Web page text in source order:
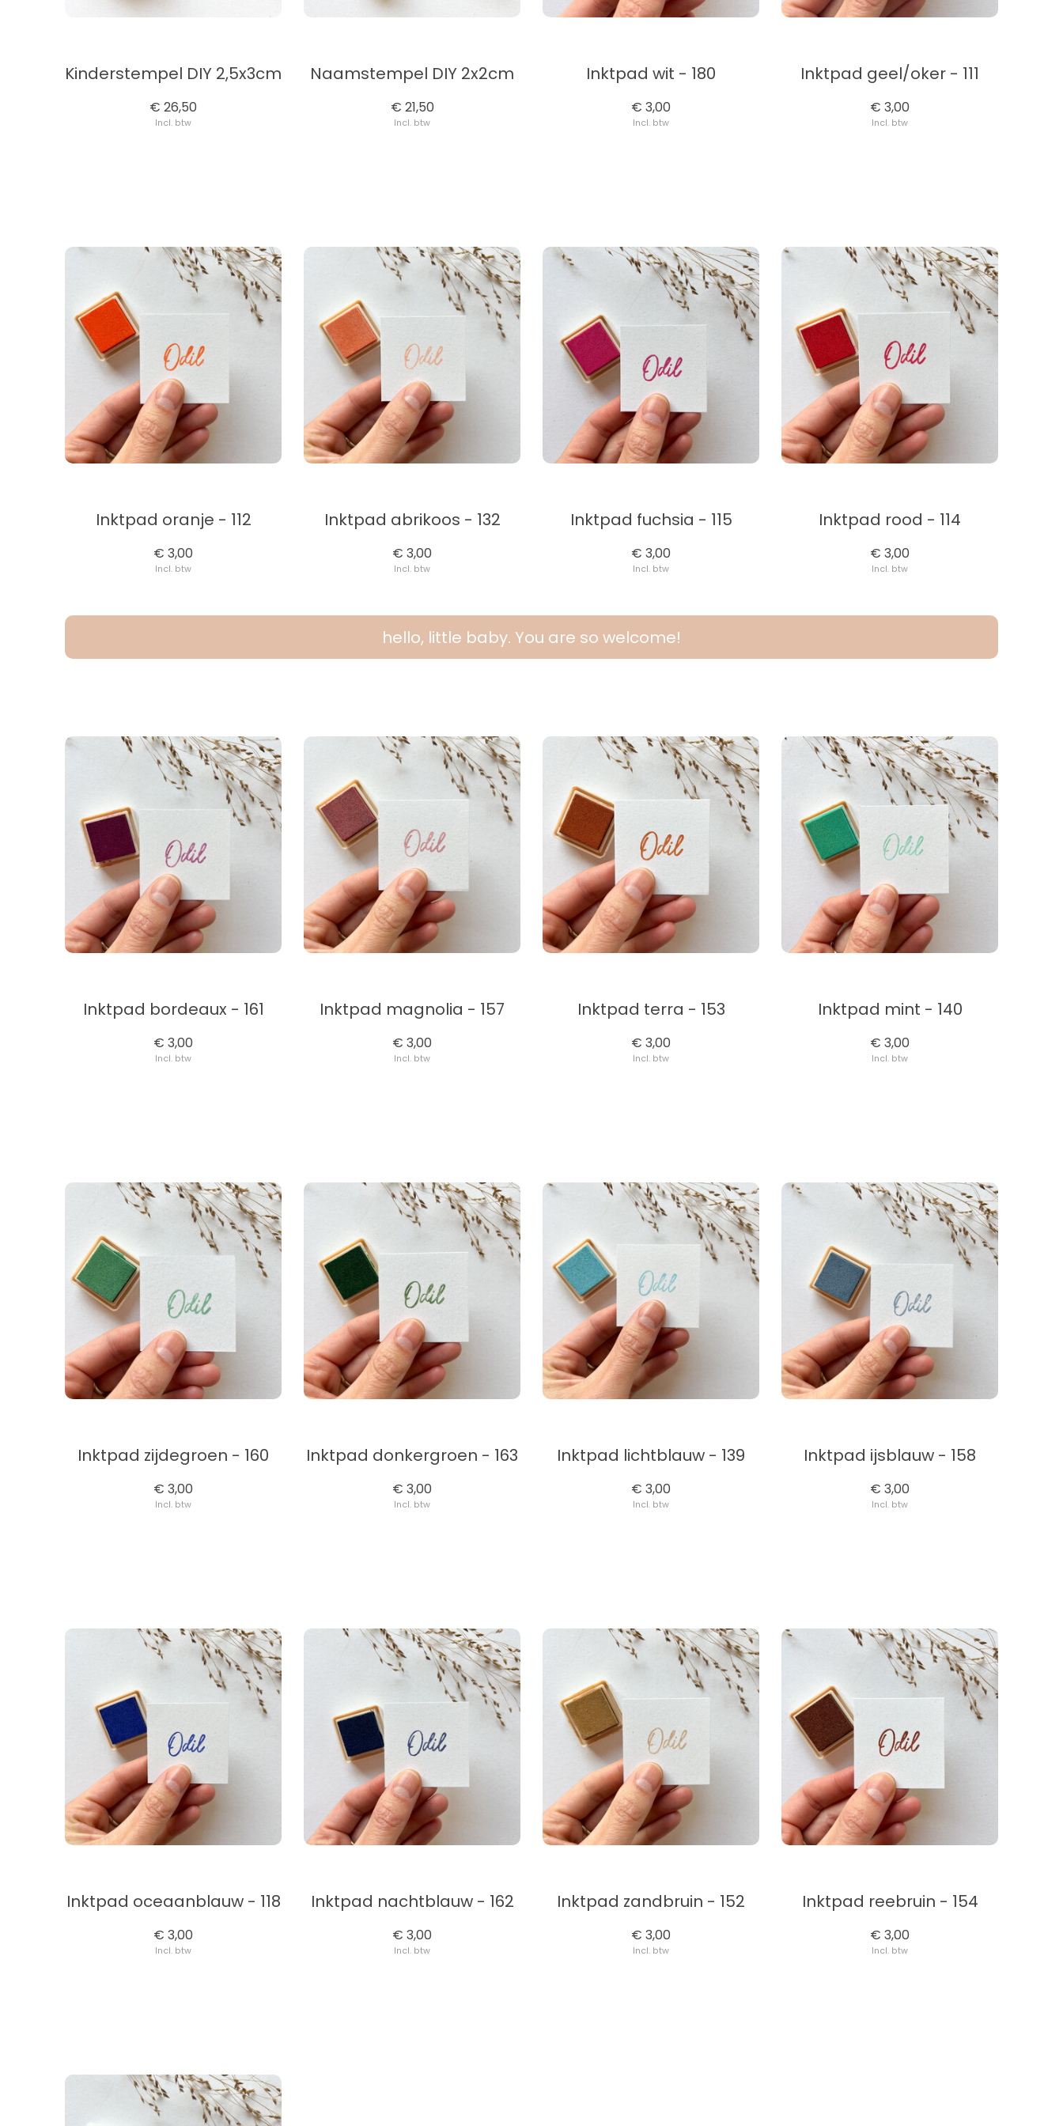
Kinderstempel DIY 2,5x3cm
€ 26,50
Incl. btw
Naamstempel DIY 2x2cm
€ 21,50
Incl. btw
Inktpad wit - 180
€ 3,00
Incl. btw
Inktpad geel/oker - 111
€ 3,00
Incl. btw
Inktpad oranje - 112
€ 3,00
Incl. btw
Inktpad abrikoos - 132
€ 3,00
Incl. btw
Inktpad fuchsia - 115
€ 3,00
Incl. btw
Inktpad rood - 114
€ 3,00
Incl. btw
hello, little baby. You are so welcome!
Inktpad bordeaux - 161
€ 3,00
Incl. btw
Inktpad magnolia - 157
€ 3,00
Incl. btw
Inktpad terra - 153
€ 3,00
Incl. btw
Inktpad mint - 140
€ 3,00
Incl. btw
Inktpad zijdegroen - 160
€ 3,00
Incl. btw
Inktpad donkergroen - 163
€ 3,00
Incl. btw
Inktpad lichtblauw - 139
€ 3,00
Incl. btw
Inktpad ijsblauw - 158
€ 3,00
Incl. btw
Inktpad oceaanblauw - 118
€ 3,00
Incl. btw
Inktpad nachtblauw - 162
€ 3,00
Incl. btw
Inktpad zandbruin - 152
€ 3,00
Incl. btw
Inktpad reebruin - 154
€ 3,00
Incl. btw